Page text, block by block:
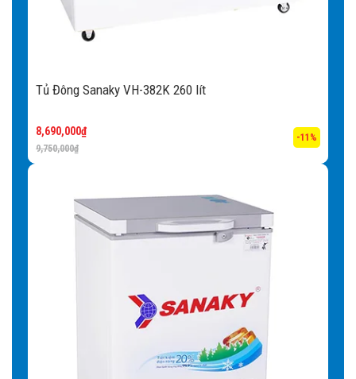
Tủ Đông Sanaky VH-382K 260 lít
9,750,000₫
8,690,000₫
-11%